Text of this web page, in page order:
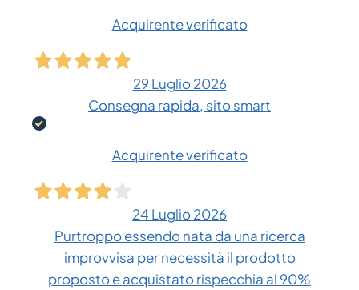
Acquirente verificato
29 Luglio 2026
Consegna rapida, sito smart
Acquirente verificato
24 Luglio 2026
Purtroppo essendo nata da una ricerca
improvvisa per necessità il prodotto
proposto e acquistato rispecchia al 90%